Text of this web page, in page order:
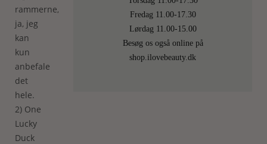
rammerne,
ja, jeg
kan
kun
anbefale
det
hele.
2) One
Lucky
Duck
Fredag 11.00-17.30
Lørdag 11.00-15.00
Besøg os også online på
shop.ilovebeauty.dk